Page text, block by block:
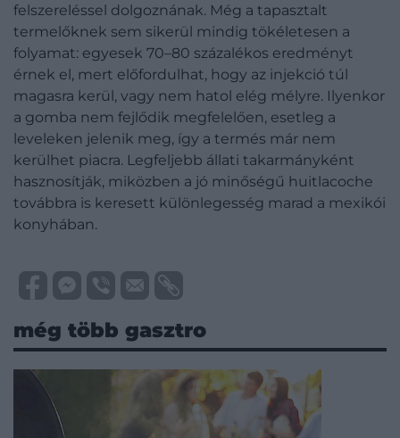
felszereléssel dolgoznának. Még a tapasztalt
termelőknek sem sikerül mindig tökéletesen a
folyamat: egyesek 70–80 százalékos eredményt
érnek el, mert előfordulhat, hogy az injekció túl
magasra kerül, vagy nem hatol elég mélyre. Ilyenkor
a gomba nem fejlődik megfelelően, esetleg a
leveleken jelenik meg, így a termés már nem
kerülhet piacra. Legfeljebb állati takarmányként
hasznosítják, miközben a jó minőségű huitlacoche
továbbra is keresett különlegesség marad a mexikói
konyhában.
még több gasztro